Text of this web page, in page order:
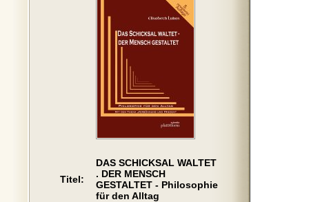
Titel:
DAS SCHICKSAL WALTET
. DER MENSCH
GESTALTET - Philosophie
für den Alltag